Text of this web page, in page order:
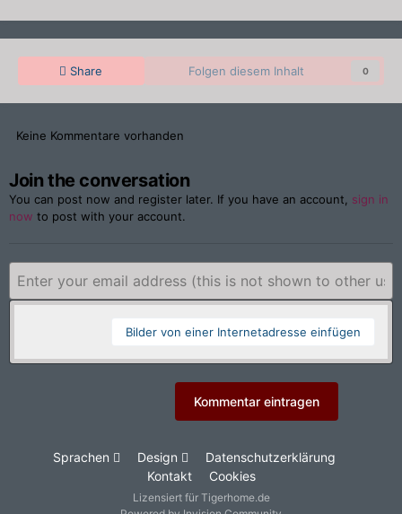
Share Folgen diesem Inhalt 0
Keine Kommentare vorhanden
Join the conversation
You can post now and register later. If you have an account, sign in
now to post with your account.
Bilder von einer Internetadresse einfügen
Kommentar eintragen
Sprachen Design
Datenschutzerklärung
Kontakt
Cookies
Lizensiert für Tigerhome.de